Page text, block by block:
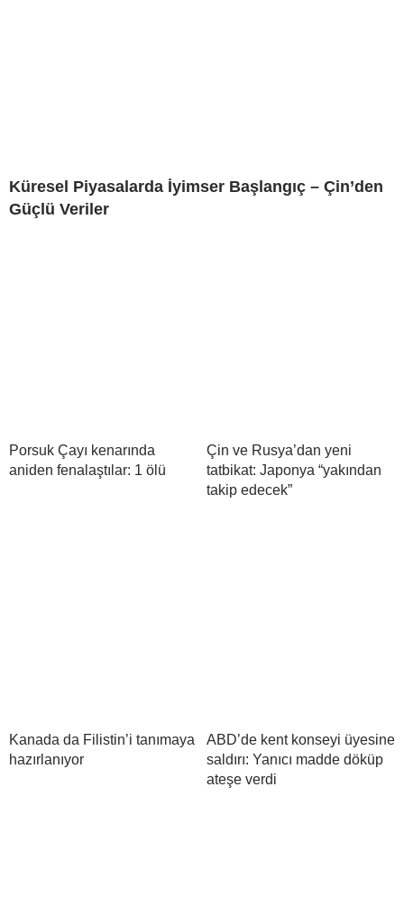
Küresel Piyasalarda İyimser Başlangıç – Çin’den
Güçlü Veriler
Porsuk Çayı kenarında
aniden fenalaştılar: 1 ölü
Çin ve Rusya’dan yeni
tatbikat: Japonya “yakından
takip edecek”
Kanada da Filistin’i tanımaya
hazırlanıyor
ABD’de kent konseyi üyesine
saldırı: Yanıcı madde döküp
ateşe verdi